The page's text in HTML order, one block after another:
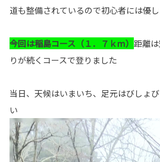
道も整備されているので初心者には優
今回は稲島コース（１．７ｋｍ） 距離
りが続くコースで登りました
当日、天候はいまいち、足元はびしょ
い